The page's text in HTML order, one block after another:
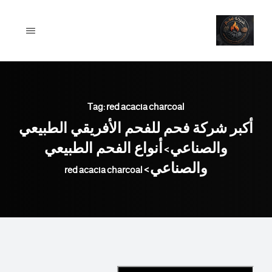
content
Tag: red acacia charcoal
أكبر شركة فحم للفحم الأفريقي الطبيعي
والصناعي>أنواع الفحم الطبيعي
والصناعي>
red acacia charcoal